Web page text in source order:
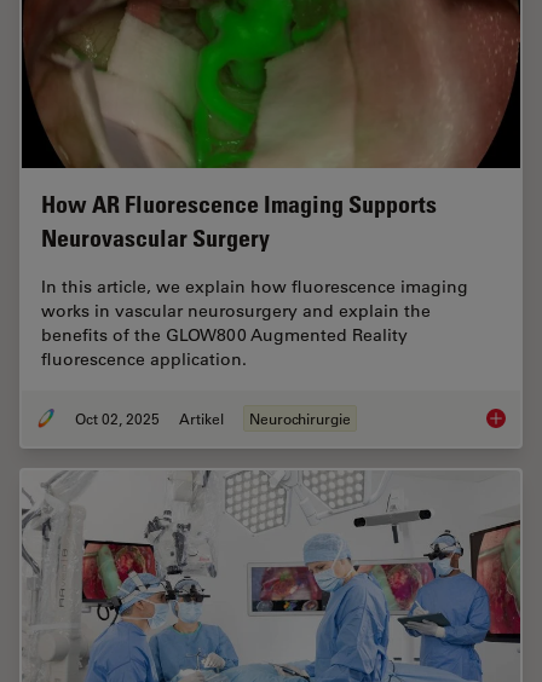
How AR Fluorescence Imaging Supports
Neurovascular Surgery
In this article, we explain how fluorescence imaging
works in vascular neurosurgery and explain the
benefits of the GLOW800 Augmented Reality
fluorescence application.
Oct 02, 2025 Artikel Neurochirurgie How